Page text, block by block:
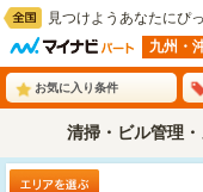
見つけようあなたにぴ
九州・
お気に入り条件
清掃・ビル管理